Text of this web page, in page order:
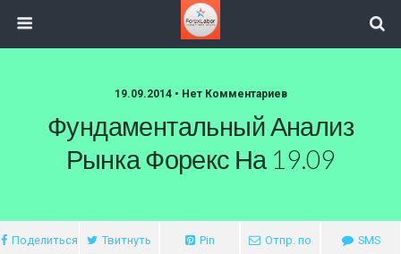
19.09.2014 • Нет Комментариев
Фундаментальный Анализ
Рынка Форекс На 19.09
Поделиться Твитнуть Pin
Отпр. по
SMS